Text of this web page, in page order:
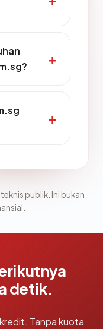
publik. Ini bukan
detik.
Tanpa kuota